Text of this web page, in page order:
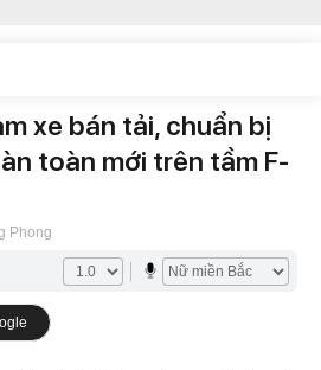
xe bán tải, chuẩn bị
toàn mới trên tầm F-
Phong